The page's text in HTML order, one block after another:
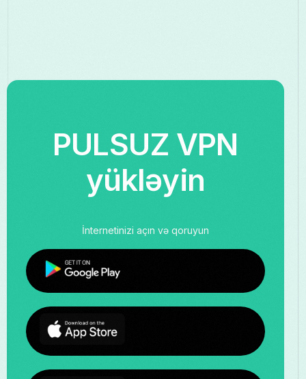
PULSUZ VPN
yükləyin
İnternetinizi açın və qoruyun